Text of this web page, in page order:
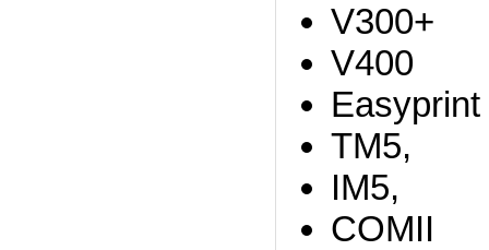
V300+
V400
Easyprint
TM5,
IM5,
COMII